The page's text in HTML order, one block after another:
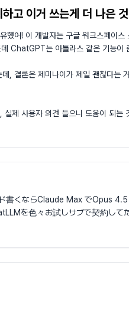
고 이거 쓰는게 더 나은
했어! 이 개발자는 구글 워크스페이스
ChatGPT는 아틀라스 같은 기능이
, 결론은 제미나이가 제일 괜찮다는
제 사용자 의견 들으니 도움이 되는
書くならClaude Max でOpus 4.5
を色々お試しサブで契約して